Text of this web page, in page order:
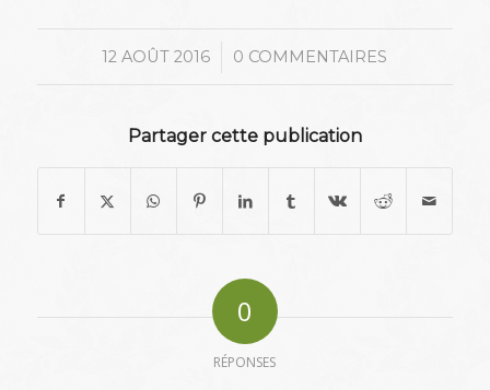
12 AOÛT 2016
/ 0 COMMENTAIRES
Partager cette publication
0
RÉPONSES